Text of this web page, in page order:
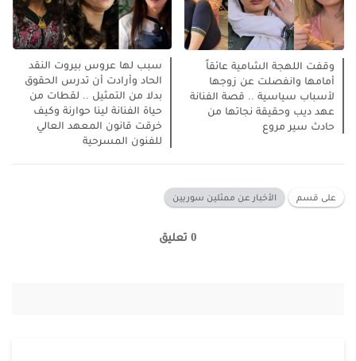
وقفت اللهجة الشامية عائقاً
أمامها وانفصلت عن زوجها
لأسباب سياسية .. قصة الفنانة
عهد ديب وحقيقة نجاتها من
حادث سير مروع
سبب لها عروس بيروت النقد
الحاد وأرادت أن تدرس الحقوق
بدلا من التمثيل .. لقطات من
حياة الفنانة لينا حوارنة وكيف
خرقت قانون المعهد العالي
للفنون المسرحية
على قسم الأخبار عن ممثلين سوريين
0 تعليق